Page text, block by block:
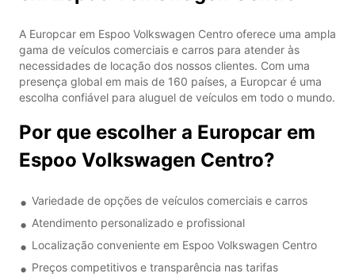
A Europcar em Espoo Volkswagen Centro oferece uma ampla
gama de veículos comerciais e carros para atender às
necessidades de locação dos nossos clientes. Com uma
presença global em mais de 160 países, a Europcar é uma
escolha confiável para aluguel de veículos em todo o mundo.
Por que escolher a Europcar em
Espoo Volkswagen Centro?
Variedade de opções de veículos comerciais e carros
Atendimento personalizado e profissional
Localização conveniente em Espoo Volkswagen Centro
Preços competitivos e transparência nas tarifas